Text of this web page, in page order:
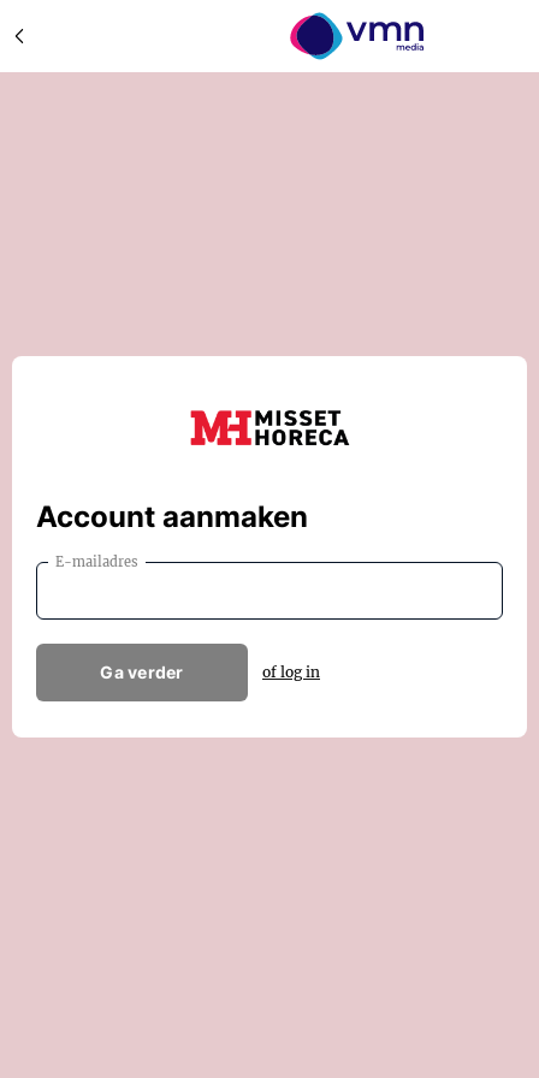
Account aanmaken
E-mailadres
Ga verder of log in